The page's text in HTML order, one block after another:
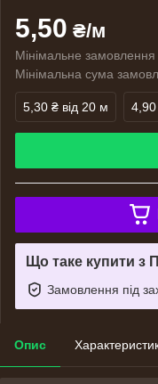
5,50 ₴/м
Мінімальне
Мінімальна сума
5,30 ₴ від 20 м
Що таке купити з
Замовлення під
Опис